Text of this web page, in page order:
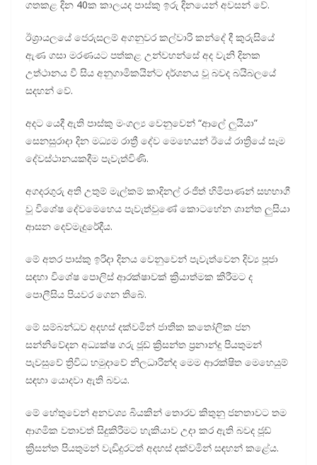
ගතකළ දින 40ක කාලයද පාස්කු ඉරු දිනයෙන් අවසන් වේ.
ඊශ්‍රායලයේ ජෙරුසලම් අගනුවර කල්වාරි කන්දේ දී කුරුසියේ
ඇණ ගසා මරණයට පත්කළ උන්වහන්සේ අද වැනි දිනක
උත්ථානය වී සිය අනුගාමිකයින්ට දර්ශනය වූ බවද බයිබලයේ
සදහන් වේ.
අදට යෙදී ඇති පාස්කු මංගල්‍ය වෙනුවෙන් “ආලේ ලුයියා”
සෙනසුරාදා දින මධ්‍යම රාත්‍රී දේව මෙහෙයන් ඊයේ රාත්‍රියේ සෑම
දේවස්ථානයකදීම පැවැත්විණි.
අගදරගුරු අති උතුම් මැල්කම් කාදිනල් රංජිත් හිමිපාණන් සහභාගී
වූ විශේෂ දේවමෙහෙය පැවැත්වුණේ කොටහේන ශාන්ත ලුසියා
ආසන දෙව්මැදුරේදීය.
මේ අතර පාස්කු ඉරිදා දිනය වෙනුවෙන් පැවැත්වෙන දිව්‍ය පූජා
සඳහා විශේෂ පොලිස් ආරක්ෂාවක් ක්‍රියාත්මක කිරීමට ද
පොලීසිය පියවර ගෙන තිබේ.
මේ සම්බන්ධව අදහස් දක්වමින් ජාතික කතෝලික ජන
සන්නිවේදන අධ්‍යක්ෂ ගරු ජූඩ් ක්‍රිසන්ත ප්‍රනාන්දු පියතුමන්
පැවසුවේ ත්‍රිවිධ හමුදාවේ නිලධාරීන්ද මෙම ආරක්ෂිත මෙහෙයුම්
සඳහා යොදවා ඇති බවය.
මේ හේතුවෙන් අනවශ්‍ය බියකින් තොරව කිතුනු ජනතාවට තම
ආගමික වතාවත් සිදුකිරීමට හැකියාව උදා කර ඇති බවද ජූඩ්
ක්‍රිසන්ත පියතුමන් වැඩිදුරටත් අදහස් දක්වමින් සඳහන් කළේය.